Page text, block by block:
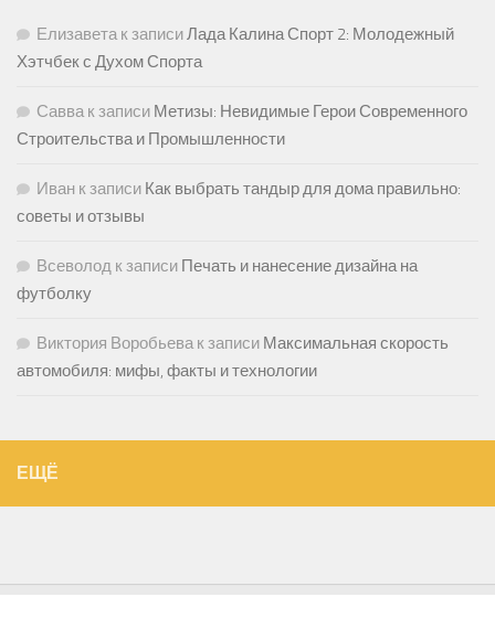
Елизаветак записиЛада Калина Спорт 2: Молодежный
Хэтчбек с Духом Спорта
Саввак записи Метизы: Невидимые Герои Современного
Строительства и Промышленности
Иван к записи Как выбрать тандыр для дома правильно:
советы и отзывы
Всеволод к записи Печать и нанесение дизайна на
футболку
Виктория Воробьевак записи Максимальная скорость
автомобиля: мифы, факты и технологии
ЕЩЁ